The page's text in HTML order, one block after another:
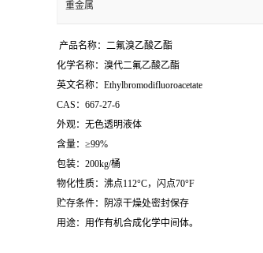
重金属
产品名称：二氟溴乙酸乙酯
化学名称：溴代二氟乙酸乙酯
英文名称：Ethylbromodifluoroacetate
CAS：667-27-6
外观：无色透明液体
含量：≥99%
包装：200kg/桶
物化性质：沸点112°C，闪点70°F
贮存条件：阴凉干燥处密封保存
用途：用作有机合成化学中间体。